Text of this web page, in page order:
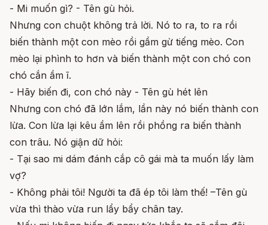
- Mi muốn gì? - Tên gù hỏi.
Nhưng con chuột không trả lời. Nó to ra, to ra rồi
biến thành một con mèo rồi gầm gừ tiếng mèo. Con
mèo lại phình to hơn và biến thành một con chó con
chó cắn ầm ĩ.
- Hãy biến đi, con chó này - Tên gù hét lên
Nhưng con chó đã lớn lắm, lần này nó biến thành con
lừa. Con lừa lại kêu ầm lên rồi phồng ra biến thành
con trâu. Nó giận dữ hỏi:
- Tại sao mi dám đánh cắp cô gái mà ta muốn lấy làm
vợ?
- Không phải tôi! Người ta đã ép tôi làm thế! –Tên gù
vừa thì thào vừa run lẩy bẩy chân tay.